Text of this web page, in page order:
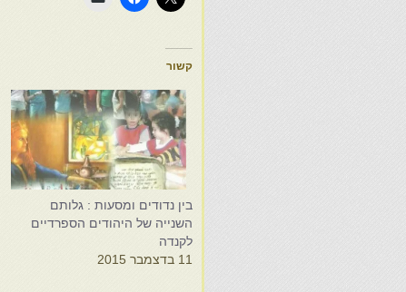
קשור
בין נדודים ומסעות : גלותם
השנייה של היהודים הספרדיים
לקנדה
11 בדצמבר 2015